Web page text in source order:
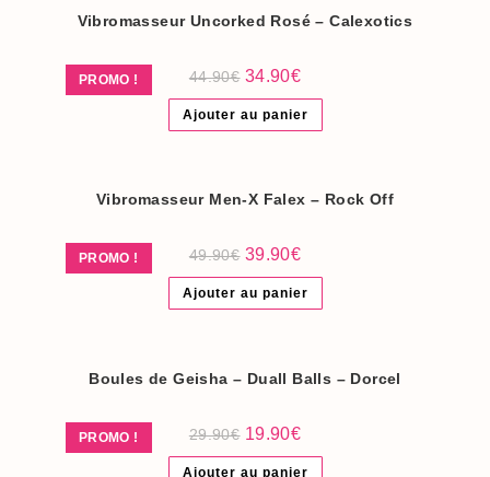
PROMO !
Vibromasseur Uncorked Rosé – Calexotics
44.90€ Le
initial
était :
44.90€.
34.90€Le
actuel
est :
34.90€.
Ajouter au panier
PROMO !
Vibromasseur Men-X Falex – Rock Off
49.90€ Le
initial
était :
49.90€.
39.90€Le
actuel
est :
39.90€.
Ajouter au panier
PROMO !
Boules de Geisha – Duall Balls – Dorcel
29.90€ Le
initial
19.90€Le
actuel
Ajouter au panier